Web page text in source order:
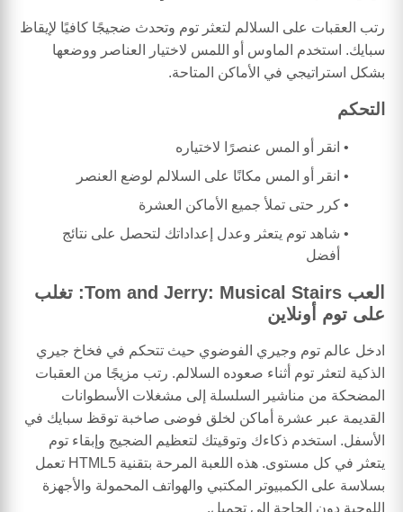
رتب العقبات على السلالم لتعثر توم وتحدث ضجيجًا كافيًا لإيقاظ
سبايك. استخدم الماوس أو اللمس لاختيار العناصر ووضعها
بشكل استراتيجي في الأماكن المتاحة.
التحكم
انقر أو المس عنصرًا لاختياره
انقر أو المس مكانًا على السلالم لوضع العنصر
كرر حتى تملأ جميع الأماكن العشرة
شاهد توم يتعثر وعدل إعداداتك لتحصل على نتائج
أفضل
العب Tom and Jerry: Musical Stairs: تغلب
على توم أونلاين
ادخل عالم توم وجيري الفوضوي حيث تتحكم في فخاخ جيري
الذكية لتعثر توم أثناء صعوده السلالم. رتب مزيجًا من العقبات
المضحكة من مناشير السلسلة إلى مشغلات الأسطوانات
القديمة عبر عشرة أماكن لخلق فوضى صاخبة توقظ سبايك في
الأسفل. استخدم ذكاءك وتوقيتك لتعظيم الضجيج وإبقاء توم
يتعثر في كل مستوى. هذه اللعبة المرحة بتقنية HTML5 تعمل
بسلاسة على الكمبيوتر المكتبي والهواتف المحمولة والأجهزة
اللوحية دون الحاجة إلى تحميل.